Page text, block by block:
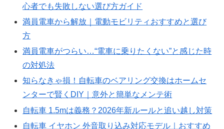
心者でも失敗しない選び方ガイド
満員電車から解放｜電動モビリティおすすめと選び
方
満員電車がつらい…“電車に乗りたくない”と感じた時
の対処法
知らなきゃ損！自転車のベアリング交換はホームセ
ンターで賢くDIY｜意外と簡単なメンテ術
自転車 1.5mは義務？2026年新ルールと追い越し対策
自転車 イヤホン 外音取り込み対応モデル｜おすすめ